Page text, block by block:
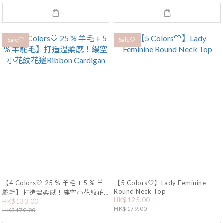
Sale🤍
【4 Colors🤍 25 % 羊毛 + 5 % 羊
駝毛】打造溫柔感！縷空小花紋花
邊Ribbon Cardigan
HK$133.00
HK$179.00
Sale🤍
【5 Colors🤍】Lady Feminine
Round Neck Top
HK$125.00
HK$179.00